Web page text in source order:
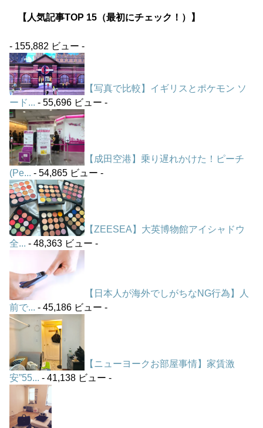
【人気記事TOP 15（最初にチェック！）】
- 155,882 ビュー -
【写真で比較】イギリスとポケモン ソ
ード... - 55,696 ビュー -
【成田空港】乗り遅れかけた！ピーチ
(Pe... - 54,865 ビュー -
【ZEESEA】大英博物館アイシャドウ
全... - 48,363 ビュー -
【日本人が海外でしがちなNG行為】人
前で... - 45,186 ビュー -
【ニューヨークお部屋事情】家賃激
安”55... - 41,138 ビュー -